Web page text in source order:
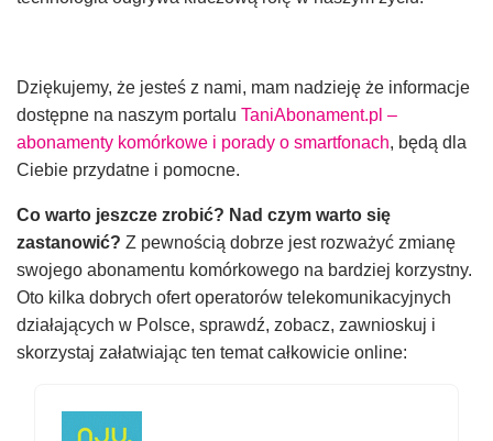
Dziękujemy, że jesteś z nami, mam nadzieję że informacje
dostępne na naszym portalu TaniAbonament.pl –
abonamenty komórkowe i porady o smartfonach, będą dla
Ciebie przydatne i pomocne.
Co warto jeszcze zrobić? Nad czym warto się
zastanowić? Z pewnością dobrze jest rozważyć zmianę
swojego abonamentu komórkowego na bardziej korzystny.
Oto kilka dobrych ofert operatorów telekomunikacyjnych
działających w Polsce, sprawdź, zobacz, zawnioskuj i
skorzystaj załatwiając ten temat całkowicie online: